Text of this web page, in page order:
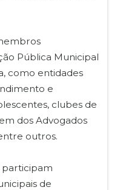
Pública Municipal
como entidades
e
clubes de
dos Advogados
outros.
participam
de